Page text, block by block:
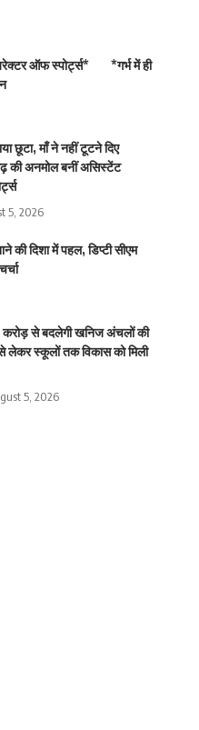
ऑफ स्पोर्ट्स* *गर्भ में ही
छूटा, माँ ने नहीं टूटने दिए
की अनमोल बनीं असिस्टेंट
5, 2026
की दिशा में पहल, डिप्टी सीएम
से बदलेगी खनिज अंचलों की
लेकर स्कूलों तक विकास को मिली
5, 2026